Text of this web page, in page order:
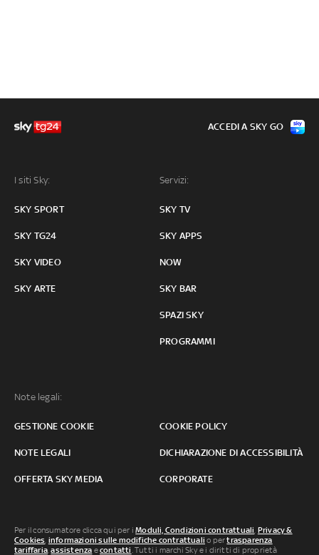
I siti Sky:
SKY SPORT
SKY TG24
SKY VIDEO
SKY ARTE
Servizi:
SKY TV
SKY APPS
NOW
SKY BAR
SPAZI SKY
PROGRAMMI
Note legali:
GESTIONE COOKIE COOKIE POLICY
NOTE LEGALI DICHIARAZIONE DI ACCESSIBILITÀ
OFFERTA SKY MEDIA CORPORATE
ACCEDI A SKY GO
Per il consumatore clicca qui per iModuli, Condizioni contrattuali, Privacy &
Cookies, informazioni sulle modifiche contrattuali o pertrasparenza
tariffaria,assistenza econtatti. Tutti i marchi Sky e i diritti di proprietà